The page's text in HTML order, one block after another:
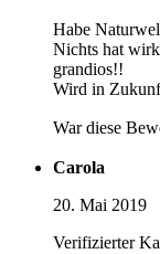
Habe
Nichts hat
grandios!!
Wird in
War diese
Carola
20. Mai 2019
Verifizierter